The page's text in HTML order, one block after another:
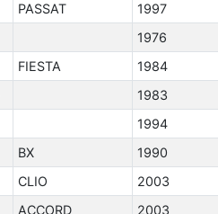
PASSAT 1997
1976
FIESTA 1984
1983
1994
BX 1990
CLIO 2003
ACCORD 2003